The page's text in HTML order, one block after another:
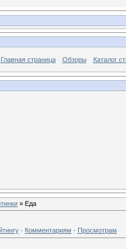
Главная страница Обзоры Каталог
» Еда
· Комментариям · Просмотрам